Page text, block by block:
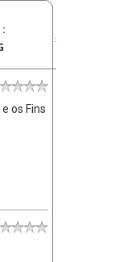
os Fins